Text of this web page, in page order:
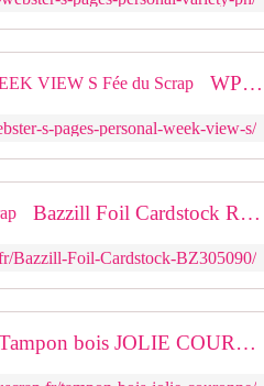
WPP1028 : WEBSTER'S PAGES PERSONAL WEEK VIEW S Fée du Scrap
s-pages-personal-week-view-s/
Bazzill Foil Cardstock Rose GoldBazzill Fée du Scrap
Bazzill-Foil-Cardstock-BZ305090/
Tampon bois JOLIE COURONNE Fée du Scrap